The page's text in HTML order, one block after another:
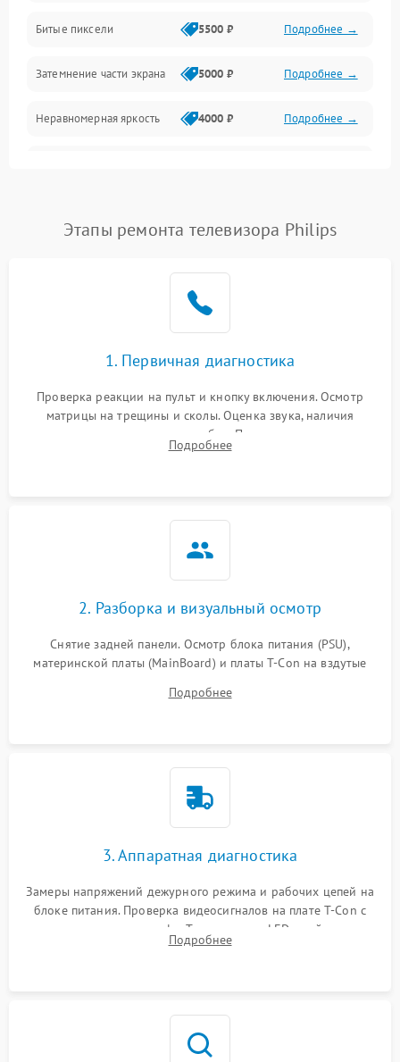
Механические повреждения
Программное обеспечение
Сеть и подключения
Битые пиксели 5500 ₽ Подробнее →
Затемнение части экрана 5000 ₽ Подробнее →
Неравномерная яркость 4000 ₽ Подробнее →
Этапы ремонта телевизора Philips
1. Первичная диагностика
Проверка реакции на пульт и кнопку включения. Осмотр
матрицы на трещины и сколы. Оценка звука, наличия
подсветки и индикаторов ошибок. Подключение тестовых
источников сигнала для выявления симптомов поломки.
Подробнее
2. Разборка и визуальный осмотр
Снятие задней панели. Осмотр блока питания (PSU),
материнской платы (MainBoard) и платы T-Con на вздутые
Проверка надежности фиксации и целостности шлейфов.
Подробнее
3. Аппаратная диагностика
Замеры напряжений дежурного режима и рабочих цепей на
блоке питания. Проверка видеосигналов на плате T-Con с
помощью осциллографа. Тестирование LED-драйвера и
светодиодных планок подсветки мультиметром.
Подробнее